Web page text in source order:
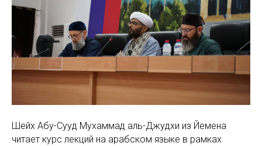
Шейх Абу-Сууд Мухаммад аль-Джудхи из Йемена
читает курс лекций на арабском языке в рамках